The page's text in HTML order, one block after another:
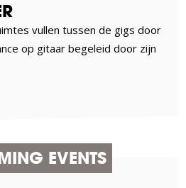
vullen tussen de gigs door
op gitaar begeleid door zijn
EVENTS